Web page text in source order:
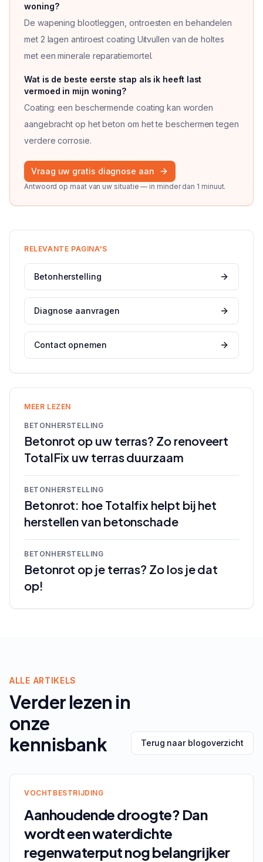
woning?
De wapening blootleggen, ontroesten en behandelen
met 2 lagen antiroest coating Uitvullen van de holtes
met een minerale reparatiemortel.
Wat is de beste eerste stap als ik heeft last
vermoed in mijn woning?
Coating: een beschermende coating kan worden
aangebracht op het beton om het te beschermen tegen
verdere corrosie.
Vraag uw gratis diagnose aan
Antwoord op maat van uw situatie — in minder dan 1 minuut.
RELEVANTE PAGINA'S
Betonherstelling
Diagnose aanvragen
Contact opnemen
MEER LEZEN
BETONHERSTELLING
Betonrot op uw terras? Zo renoveert
TotalFix uw terras duurzaam
BETONHERSTELLING
Betonrot: hoe Totalfix helpt bij het
herstellen van betonschade
BETONHERSTELLING
Betonrot op je terras? Zo los je dat
op!
ALLE ARTIKELS
Verder lezen in
onze
kennisbank
Terug naar blogoverzicht
VOCHTBESTRIJDING
Aanhoudende droogte? Dan
wordt een waterdichte
regenwaterput nog belangrijker